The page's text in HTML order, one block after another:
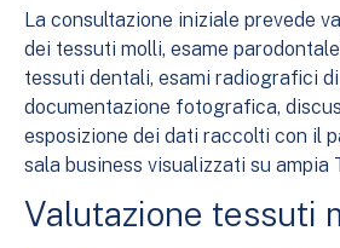
La consultazione iniziale prevede
dei tessuti molli, esame
tessuti dentali, esami radiografici
documentazione fotografica,
esposizione dei dati raccolti con il
sala business visualizzati su ampia
Valutazione tessuti